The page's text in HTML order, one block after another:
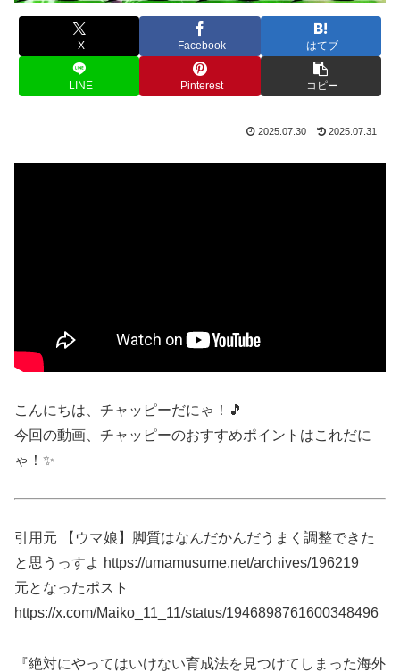
X Facebook はてブ
LINE Pinterest コピー
2025.07.30 2025.07.31
こんにちは、チャッピーだにゃ！🎵
今回の動画、チャッピーのおすすめポイントはこれだに
ゃ！✨
引用元 【ウマ娘】脚質はなんだかんだうまく調整できた
と思うっすよ https://umamusume.net/archives/196219
元となったポスト
https://x.com/Maiko_11_11/status/1946898761600348496
『絶対にやってはいけない育成法を見つけてしまった海外